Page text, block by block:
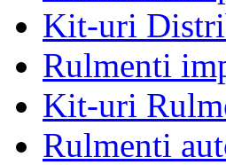
Kit-uri
Rulmenti
Kit-uri
Rulmenti